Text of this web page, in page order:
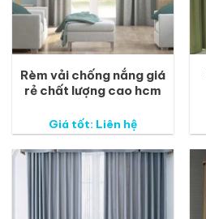
Rèm vải chống nắng giá
rẻ chất lượng cao hcm
Giá tốt: Liên hệ